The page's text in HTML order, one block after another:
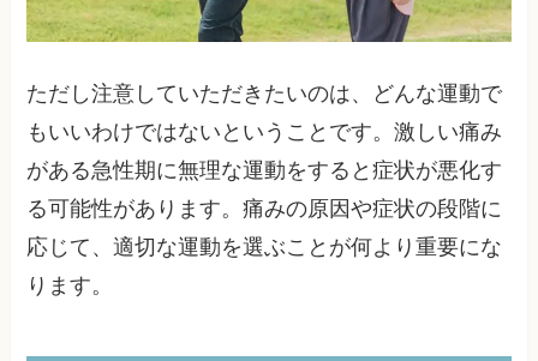
ただし注意していただきたいのは、どんな運動で
もいいわけではないということです。激しい痛み
がある急性期に無理な運動をすると症状が悪化す
る可能性があります。痛みの原因や症状の段階に
応じて、適切な運動を選ぶことが何より重要にな
ります。